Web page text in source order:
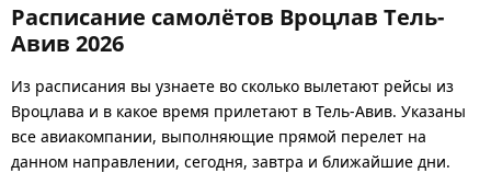
Расписание самолётов Вроцлав Тель-
Авив 2026
Из расписания вы узнаете во сколько вылетают рейсы из
Вроцлава и в какое время прилетают в Тель-Авив. Указаны
все авиакомпании, выполняющие прямой перелет на
данном направлении, сегодня, завтра и ближайшие дни.